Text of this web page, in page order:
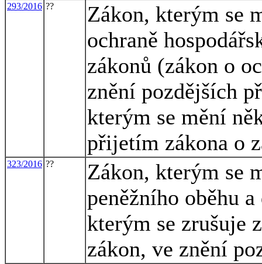
293/2016 ??
Zákon, kterým se
ochraně
zákonů (zákon o
znění pozdějších
kterým se mění
přijetím zákona o
323/2016 ??
Zákon, kterým se
peněžního oběhu
kterým se zrušuje
zákon, ve znění